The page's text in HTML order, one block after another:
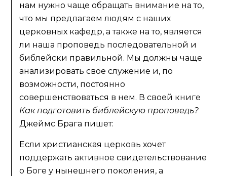
нам нужно чаще обращать внимание на то,
что мы предлагаем людям с наших
церковных кафедр, а также на то, является
ли наша проповедь последовательной и
библейски правильной. Мы должны чаще
анализировать свое служение и, по
возможности, постоянно
совершенствоваться в нем. В своей книге
Как подготовить библейскую проповедь?
Джеймс Брага пишет:
Если христианская церковь хочет
поддержать активное свидетельствование
о Боге у нынешнего поколения, а